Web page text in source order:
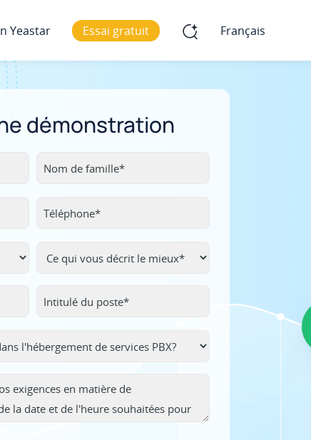
Yeastar Essai gratuit Français
démonstration